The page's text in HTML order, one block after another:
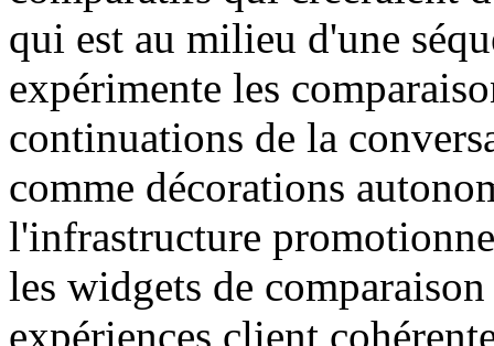
qui est au milieu d'une
expérimente les
continuations de la
comme décorations
l'infrastructure
les widgets de
expériences client